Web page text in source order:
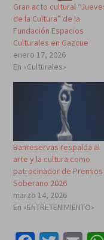
Gran acto cultural
de la Cultura” de la
Fundación Espacios
Culturales en Gazcue
enero 17, 2026
En «Culturales»
Banreservas respalda al
arte y la cultura como
patrocinador de Premios
Soberano 2026
marzo 14, 2026
En «ENTRETENIMIENTO»